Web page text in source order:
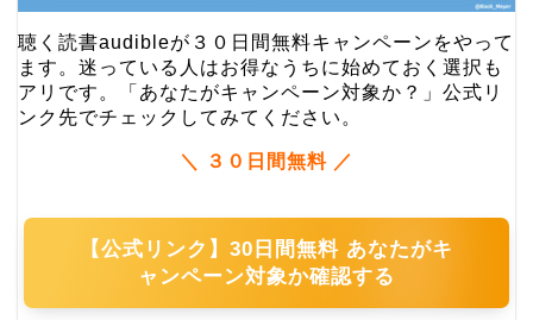
聴く読書audibleが ３０日間無料キャンペーンをやって
ます。 迷っている人はお得なうちに始めておく選択も
アリです。「あなたがキャンペーン対象か？」公式リ
ンク先でチェックしてみてください。
＼ ３０日間無料 ／
【公式リンク】30日間無料 あなたがキ
ャンペーン対象か確認する